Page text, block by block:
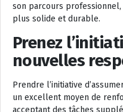
son parcours
plus solide et durable.
Prenez
nouvelles
Prendre l’initiative
un excellent moyen de